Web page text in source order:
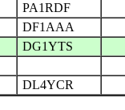
PA1RDF
DF1AAA
DG1YTS
DL4YCR